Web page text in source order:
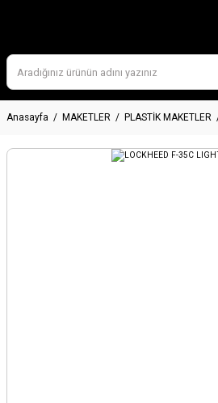
Anasayfa MAKETLER PLASTİK MAKETLER